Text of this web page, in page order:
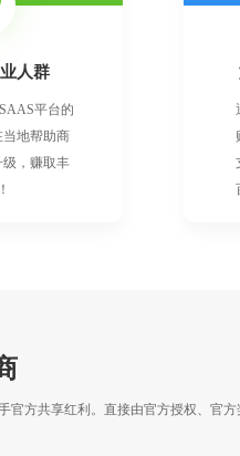
人群
平台的
地帮助商
，赚取丰
方共享红利。直接由官方授权、官方